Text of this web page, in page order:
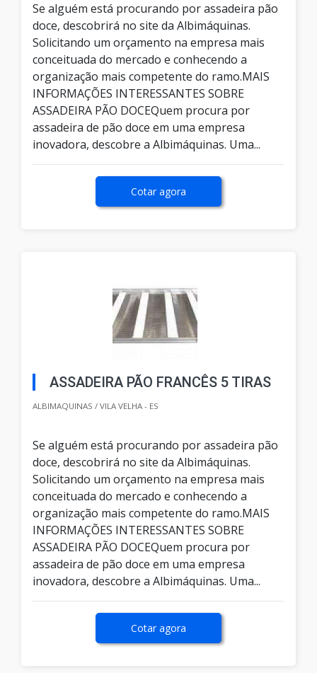
Se alguém está procurando por assadeira pão
doce, descobrirá no site da Albimáquinas.
Solicitando um orçamento na empresa mais
conceituada do mercado e conhecendo a
organização mais competente do ramo.MAIS
INFORMAÇÕES INTERESSANTES SOBRE
ASSADEIRA PÃO DOCEQuem procura por
assadeira de pão doce em uma empresa
inovadora, descobre a Albimáquinas. Uma...
Cotar agora
ASSADEIRA PÃO FRANCÊS 5 TIRAS
ALBIMAQUINAS / VILA VELHA - ES
Se alguém está procurando por assadeira pão
doce, descobrirá no site da Albimáquinas.
Solicitando um orçamento na empresa mais
conceituada do mercado e conhecendo a
organização mais competente do ramo.MAIS
INFORMAÇÕES INTERESSANTES SOBRE
ASSADEIRA PÃO DOCEQuem procura por
assadeira de pão doce em uma empresa
inovadora, descobre a Albimáquinas. Uma...
Cotar agora